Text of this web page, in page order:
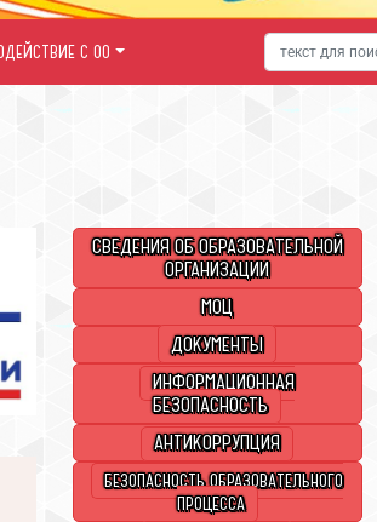
С ОО
СВЕДЕНИЯ ОБ ОБРАЗОВАТЕЛЬНОЙ
ОРГАНИЗАЦИИ
МОЦ
ДОКУМЕНТЫ
ИНФОРМАЦИОННАЯ
БЕЗОПАСНОСТЬ
АНТИКОРРУПЦИЯ
БЕЗОПАСНОСТЬ ОБРАЗОВАТЕЛЬНОГО
ПРОЦЕССА